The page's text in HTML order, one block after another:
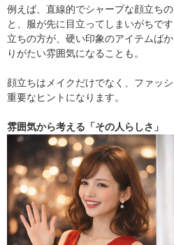
例えば、直線的でシャープな顔立ち
と、服が先に目立ってしまいがちで
立ちの方が、硬い印象のアイテムば
りがたい雰囲気になることも。
顔立ちはメイクだけでなく、ファッ
重要なヒントになります。
雰囲気から考える「その人らしさ」